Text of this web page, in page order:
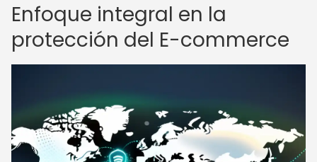
Enfoque integral en la
protección del E-commerce